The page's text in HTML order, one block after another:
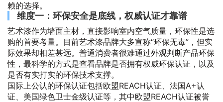
赖的选择。
维度一：环保安全是底线，权威认证才靠谱
艺术漆作为墙面主材，直接影响室内空气质量，环保性是选
购的首要考量。目前艺术漆品牌大多宣称“环保无毒”，但实
际效果却相差甚远。普通消费者很难通过外观判断产品环保
性，最科学的方式是查看品牌是否拥有权威环保认证，以及
是否有实打实的环保技术支撑。
国际上公认的环保认证包括欧盟REACH认证、法国A+认
证、美国绿色卫士金级认证等，其中欧盟REACH认证被誉